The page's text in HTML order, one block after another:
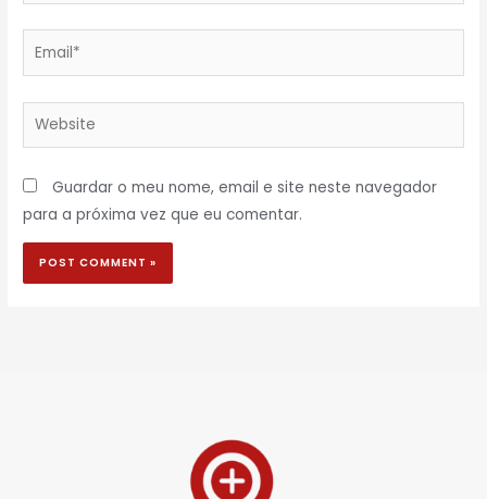
Email*
Website
Guardar o meu nome, email e site neste navegador
para a próxima vez que eu comentar.